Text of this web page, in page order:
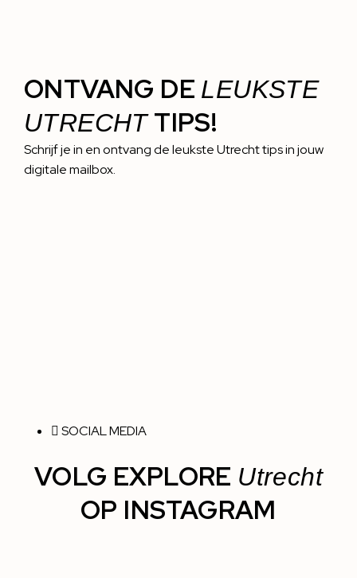
ONTVANG DE LEUKSTE
UTRECHTTIPS!
Schrijf je in en ontvang de leukste Utrecht tips in jouw
digitale mailbox.
SOCIAL MEDIA
VOLG EXPLORE Utrecht
OP INSTAGRAM